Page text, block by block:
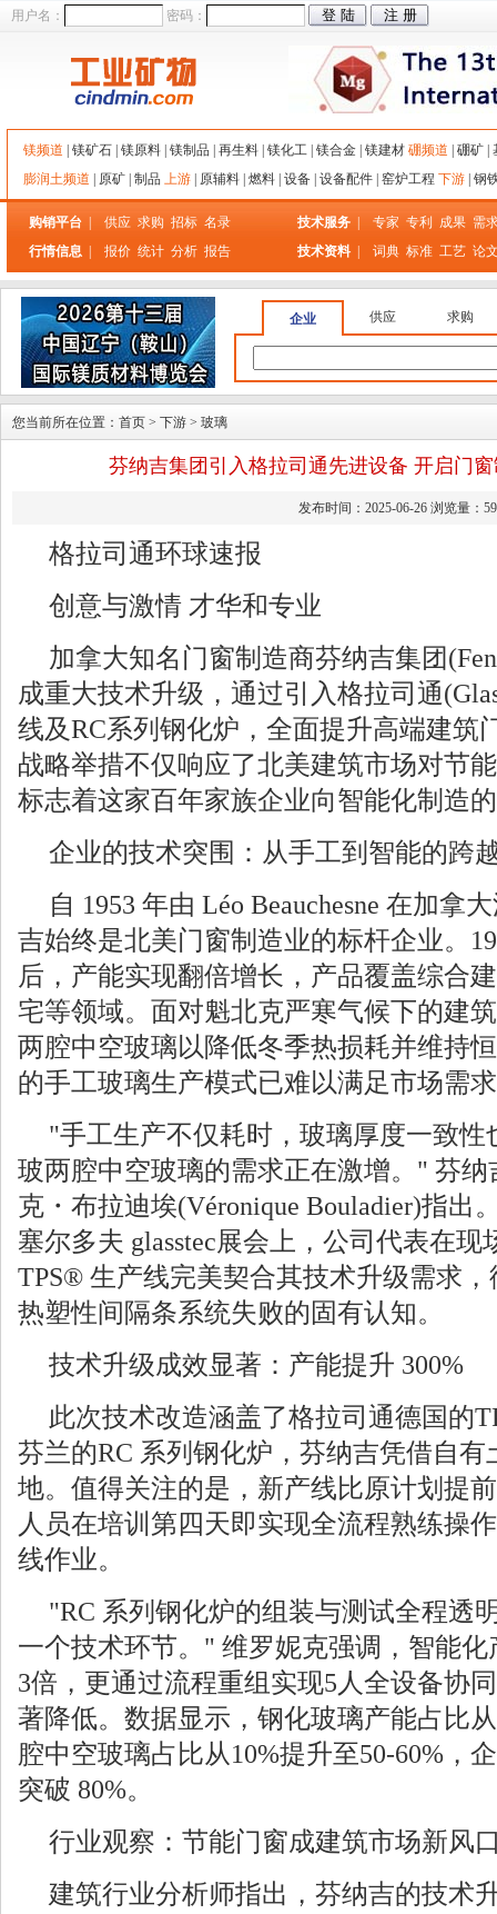
用户名： 密码：
镁频道 镁矿石 镁原料 镁制品 再生料 镁化工 镁合金 镁建材 硼频道 硼矿
膨润土频道
原矿 制品 上游 原辅料 燃料 设备 设备配件 窑炉工程 下游 钢
购销平台 供应 求购 招标 名录
行情信息
报价 统计 分析 报告
技术服务 专家 专利 成果 需
技术资料
词典 标准 工艺 论
企业 供应 求购
您当前所在位置： 首页 > 下游 > 玻璃
芬纳吉集团引入格拉司通先进设备 开启门
发布时间：2025-06-26 浏览量：
格拉司通环球速报
创意与激情 才华和专业
加拿大知名门窗制造商芬纳吉集团
成重大技术升级，通过引入格拉司通
线及RC系列钢化炉，全面提升高端建筑
战略举措不仅响应了北美建筑市场对节
标志着这家百年家族企业向智能化制造
企业的技术突围：从手工到智能的跨
自 1953 年由 Léo Beauchesne 在加拿
吉始终是北美门窗制造业的标杆企业。
后，产能实现翻倍增长，产品覆盖综合
宅等领域。面对魁北克严寒气候下的建
两腔中空玻璃以降低冬季热损耗并维持
的手工玻璃生产模式已难以满足市场需
"手工生产不仅耗时，玻璃厚度一致
玻两腔中空玻璃的需求正在激增。" 芬
克・布拉迪埃(Véronique Bouladier)指出
塞尔多夫 glasstec展会上，公司代表在
TPS® 生产线完美契合其技术升级需求
热塑性间隔条系统失败的固有认知。
技术升级成效显著：产能提升 300%
此次技术改造涵盖了格拉司通德国的
芬兰的RC 系列钢化炉，芬纳吉凭借自
地。值得关注的是，新产线比原计划提
人员在培训第四天即实现全流程熟练操
线作业。
"RC 系列钢化炉的组装与测试全程透
一个技术环节。" 维罗妮克强调，智能
3倍，更通过流程重组实现5人全设备协
著降低。数据显示，钢化玻璃产能占比
腔中空玻璃占比从10%提升至50-60%，
突破 80%。
行业观察：节能门窗成建筑市场新风
建筑行业分析师指出，芬纳吉的技术